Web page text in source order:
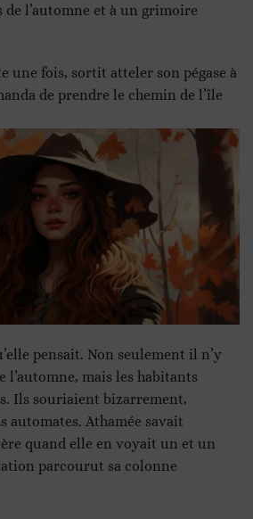
de l’automne et à un grimoire
une fois, sortit atteler son pégase à
de prendre le chemin de l’île
pensait. Non seulement il n’y
l’automne, mais les habitants
Ils souriaient bizarrement,
automates. Athamée savait
quand elle en voyait un et un
parcourut sa colonne